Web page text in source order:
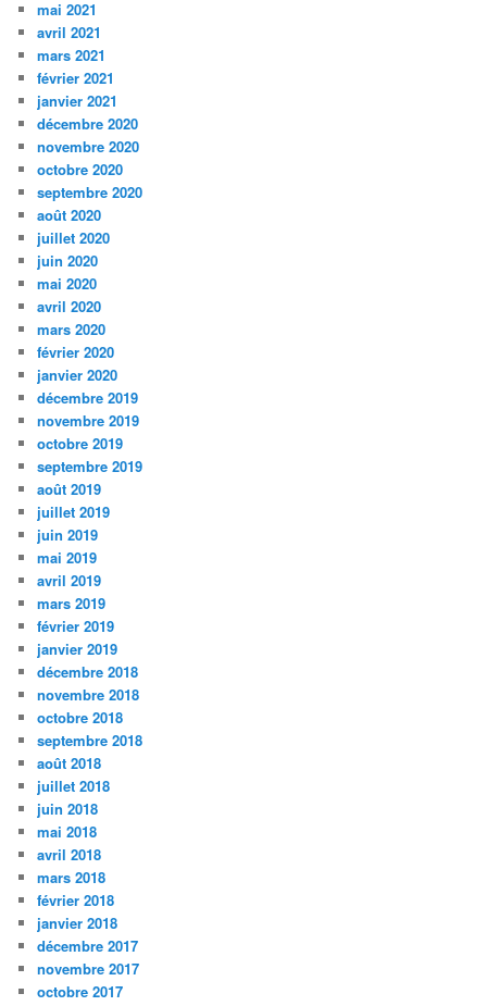
mai 2021
avril 2021
mars 2021
février 2021
janvier 2021
décembre 2020
novembre 2020
octobre 2020
septembre 2020
août 2020
juillet 2020
juin 2020
mai 2020
avril 2020
mars 2020
février 2020
janvier 2020
décembre 2019
novembre 2019
octobre 2019
septembre 2019
août 2019
juillet 2019
juin 2019
mai 2019
avril 2019
mars 2019
février 2019
janvier 2019
décembre 2018
novembre 2018
octobre 2018
septembre 2018
août 2018
juillet 2018
juin 2018
mai 2018
avril 2018
mars 2018
février 2018
janvier 2018
décembre 2017
novembre 2017
octobre 2017